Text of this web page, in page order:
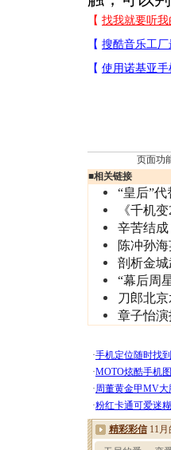
页面功
■相关链接
“皇后”
《千机
辛苦结
陈冲孙
剖析金
“幕后周
刀郎北
章子怡